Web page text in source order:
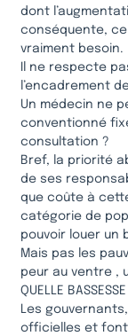
dont
conséquente, ce
vraiment besoin.
Il ne respecte
l’encadrement
Un médecin ne
conventionné
consultation ?
Bref, la priorité
de ses
que coûte à
catégorie de
pouvoir louer un
Mais pas les
peur au ventre ,
QUELLE
Les
officielles et